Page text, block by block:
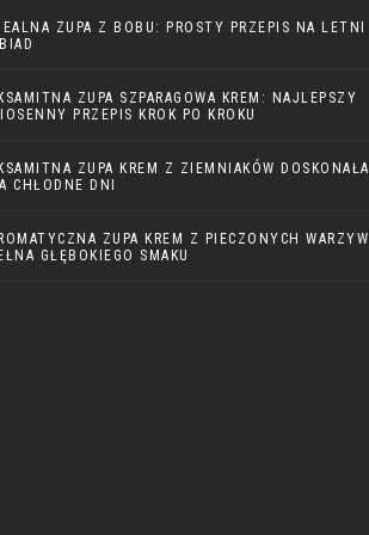
ZUPA Z BOBU: PROSTY PRZEPIS NA LETNI
ZUPA SZPARAGOWA KREM: NAJLEPSZY
PRZEPIS KROK PO KROKU
ZUPA KREM Z ZIEMNIAKÓW DOSKONAŁA
CHŁODNE DNI
ZUPA KREM Z PIECZONYCH WARZYW
GŁĘBOKIEGO SMAKU